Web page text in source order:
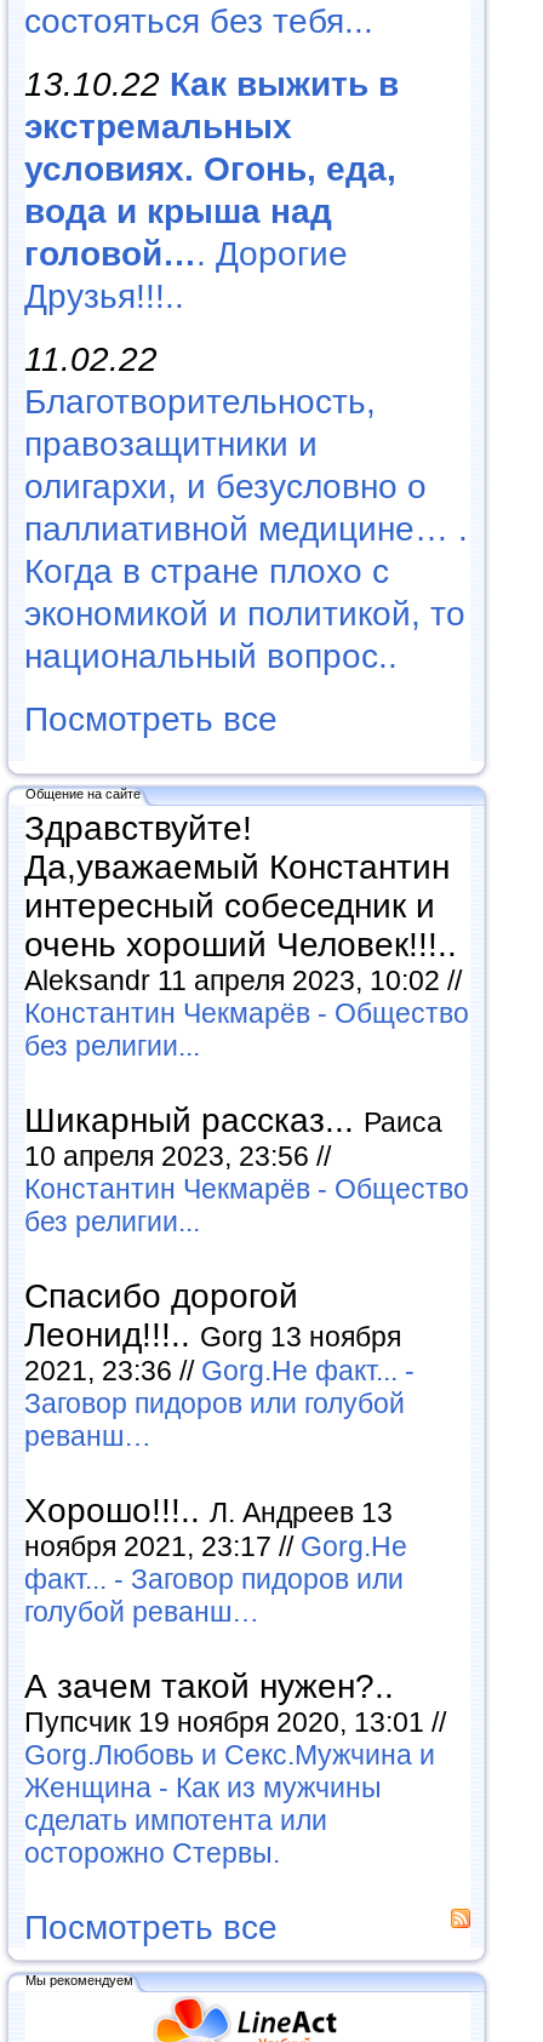
состояться без тебя...
13.10.22 Как выжить в
экстремальных
условиях. Огонь, еда,
вода и крыша над
головой…. Дорогие
Друзья!!!..
11.02.22
Благотворительность,
правозащитники и
олигархи, и безусловно о
паллиативной медицине… .
Когда в стране плохо с
экономикой и политикой, то
национальный вопрос..
Посмотреть все
Общение на сайте
Здравствуйте!
Да,уважаемый Константин
интересный собеседник и
очень хороший Человек!!!..
Aleksandr 11 апреля 2023, 10:02 //
Константин Чекмарёв - Общество
без религии...
Шикарный рассказ... Раиса
10 апреля 2023, 23:56 //
Константин Чекмарёв - Общество
без религии...
Спасибо дорогой
Леонид!!!.. Gorg 13 ноября
2021, 23:36 // Gorg.Не факт... -
Заговор пидоров или голубой
реванш…
Хорошо!!!.. Л. Андреев 13
ноября 2021, 23:17 // Gorg.Не
факт... - Заговор пидоров или
голубой реванш…
А зачем такой нужен?..
Пупсчик 19 ноября 2020, 13:01 //
Gorg.Любовь и Секс.Мужчина и
Женщина - Как из мужчины
сделать импотента или
осторожно Стервы.
Посмотреть все
Мы рекомендуем